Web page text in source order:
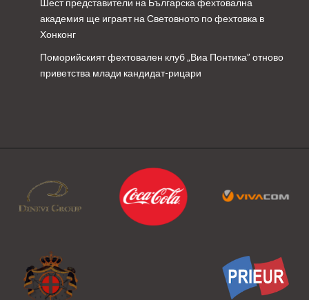
Шест представители на Българска фехтовална
академия ще играят на Световното по фехтовка в
Хонконг
Поморийският фехтовален клуб „Виа Понтика” отново
приветства млади кандидат-рицари